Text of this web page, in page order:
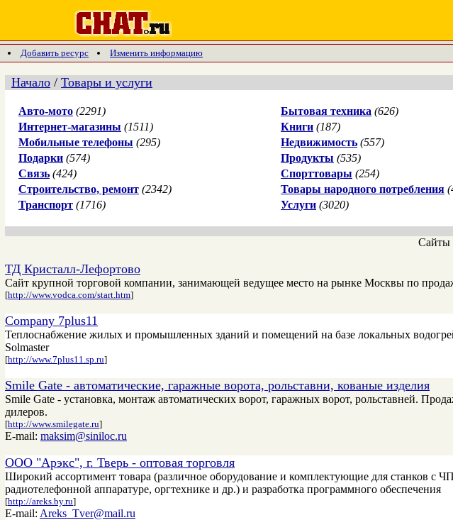
Добавить ресурс Изменить информацию
Начало / Товары и услуги
Авто-мото (2291) Бытовая техника (626)
Интернет-магазины (1511) Книги (187)
Мобильные телефоны (295) Недвижимость (557)
Подарки (574) Продукты (535)
Связь (424) Спорттовары (254)
Строительство, ремонт (2342) Товары народного потребления
Транспорт (1716) Услуги (3020)
Сайты
ТД Кристалл-Лефортово
Сайт крупной торговой компании, занимающей ведущее место на рынке Москвы по
[http://www.vodca.com/start.htm]
Company 7plus11
Теплоснабжение жилых и промышленных зданий и помещений на базе локальных
Solmaster
[http://www.7plus11.sp.ru]
Smile Gate - автоматические, гаражные ворота, рольставни, кованые изделия
Smile Gate - установка, монтаж автоматических ворот, гаражных ворот, рольставней.
дилеров.
[http://www.smilegate.ru]
E-mail: maksim@siniloc.ru
ООО "Арэкс", г. Тверь - оптовая торговля
Широкий ассортимент товара (различное оборудование и комплектующие для станков с
радиотелефонной аппаратуре, оргтехнике и др.) и разработка программного обеспечения
[http://areks.by.ru]
E-mail: Areks_Tver@mail.ru